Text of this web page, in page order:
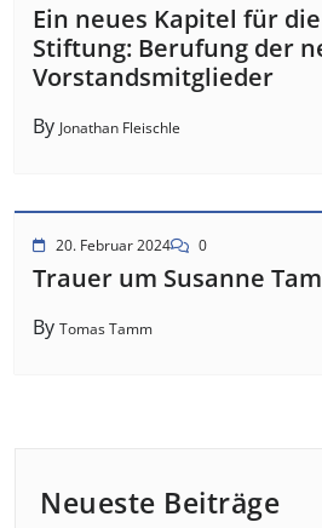
Ein neues Kapitel für die
Stiftung: Berufung der
Vorstandsmitglieder
By Jonathan Fleischle
20. Februar 2024 0
Trauer um Susanne
By Tomas Tamm
Neueste Beiträge